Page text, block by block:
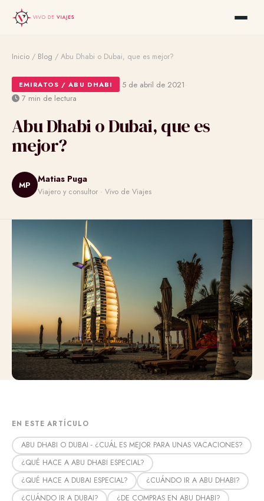
Inicio / Blog / Abu Dhabi o Dubai, que es mejor?
EMIRATOS / ABU DHABI 5 de abril de 2021
7 min de lectura
Abu Dhabi o Dubai, que es
mejor?
MP
Matias Puga
Viajero y consultor · Vivo de Viajes
EN ESTE ARTÍCULO
ABU DHABI O DUBAI - ¿CUÁL ES MEJOR PARA UNAS VACACIONES?
¿QUÉ HACE A ABU DHABI ESPECIAL?
¿QUÉ HACE A DUBAI ESPECIAL?
¿CUÁNDO IR A ABU DHABI?
¿CUÁNDO IR A DUBAI?
¿DE COMPRAS EN ABU DHABI?